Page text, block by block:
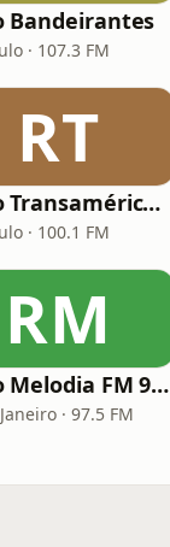
Bandeirantes
· 107.3 FM
RT
Rádio Transamérica (TMC)
· 100.1 FM
RM
Rádio Melodia FM 97,5
· 97.5 FM